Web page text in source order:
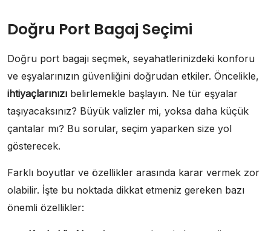
Doğru Port Bagaj Seçimi
Doğru port bagajı seçmek, seyahatlerinizdeki konforu
ve eşyalarınızın güvenliğini doğrudan etkiler. Öncelikle,
ihtiyaçlarınızı belirlemekle başlayın. Ne tür eşyalar
taşıyacaksınız? Büyük valizler mi, yoksa daha küçük
çantalar mı? Bu sorular, seçim yaparken size yol
gösterecek.
Farklı boyutlar ve özellikler arasında karar vermek zor
olabilir. İşte bu noktada dikkat etmeniz gereken bazı
önemli özellikler: